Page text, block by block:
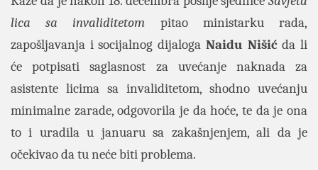
lica sa invaliditetom pitao ministarku rada,
zapošljavanja i socijalnog dijaloga Naidu Nišićda li
će potpisati saglasnost za uvećanje naknada za
asistente licima sa invaliditetom, shodno uvećanju
minimalne zarade, odgovorila je da hoće, te da je ona
to i uradila u januaru sa zakašnjenjem, ali da je
očekivao da tu neće biti problema.